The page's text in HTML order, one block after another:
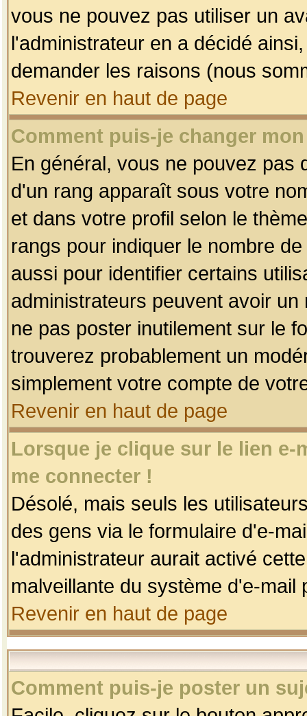
vous ne pouvez pas utiliser un
l'administrateur en a décidé
demander les raisons (nous
Revenir en haut de page
Comment puis-je changer
En général, vous ne pouvez pas
d'un rang apparaît sous votre
et dans votre profil selon le
rangs pour indiquer le nombre
aussi pour identifier certains
administrateurs peuvent avoir
ne pas poster inutilement sur le
trouverez probablement un
simplement votre compte de
Revenir en haut de page
Lorsque je clique sur le lien
me connecter !
Désolé, mais seuls les
des gens via le formulaire d'e-
l'administrateur aurait activé
malveillante du système d'e-
Revenir en haut de page
Comment puis-je poster un